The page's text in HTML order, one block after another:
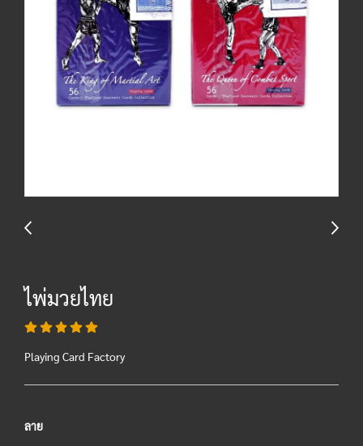
ไพ่มวยไทย
Playing Card Factory
ลาย